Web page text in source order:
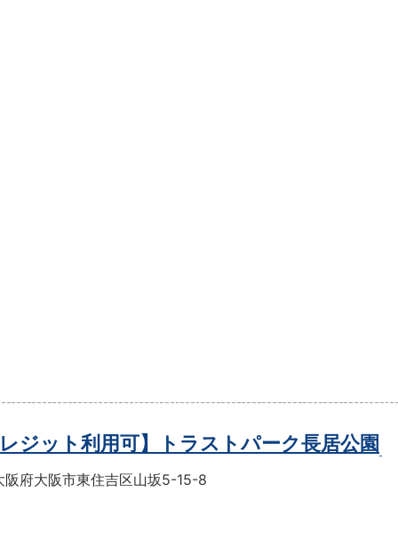
レジット利用可】トラストパーク長居公園
阪府大阪市東住吉区山坂5-15-8